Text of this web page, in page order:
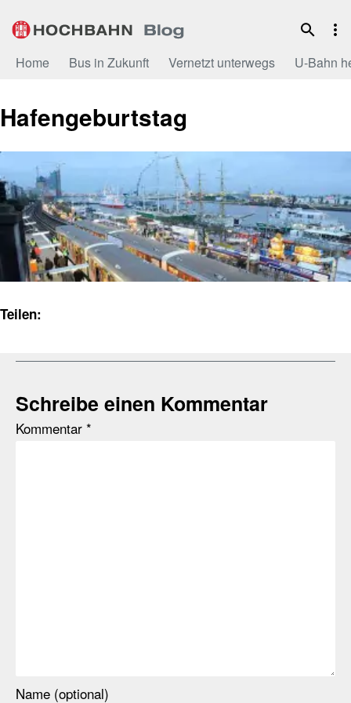
Inhalt
Home Bus in Zukunft Vernetzt unterwegs U-Bahn
Hafengeburtstag
Teilen:
Schreibe einen Kommentar
Kommentar *
Name (optional)